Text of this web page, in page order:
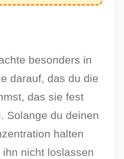
besonders in
darauf, das du die
das sie fest
Solange du deinen
halten
nicht loslassen